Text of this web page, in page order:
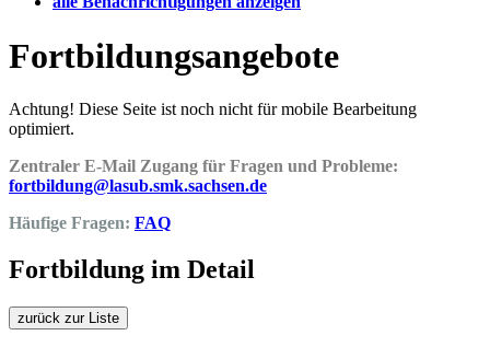
Fortbildungsangebote
Achtung! Diese Seite ist noch nicht für mobile Bearbeitung
optimiert.
Zentraler E-Mail Zugang für Fragen und Probleme:
fortbildung@lasub.smk.sachsen.de
Häufige Fragen: FAQ
Fortbildung im Detail
zurück zur Liste